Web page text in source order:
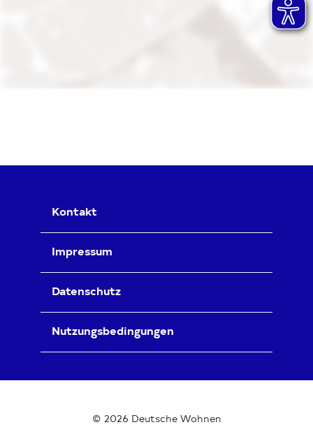
Kontakt
Impressum
Datenschutz
Nutzungsbedingungen
© 2026 Deutsche Wohnen